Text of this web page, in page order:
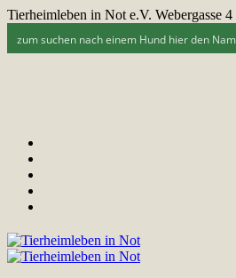
Tierheimleben in Not e.V. Webergasse